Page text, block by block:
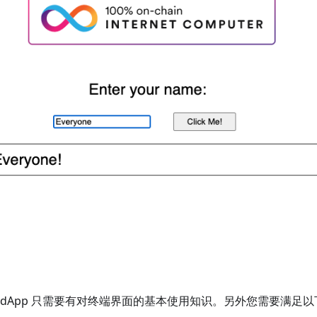
只需要有对终端界面的基本使用知识。另外您需要满足以